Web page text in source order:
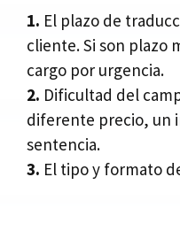
1. El plazo de
cliente. Si son plazo
cargo por urgencia.
2. Dificultad del
diferente precio, un
sentencia.
3. El tipo y formato